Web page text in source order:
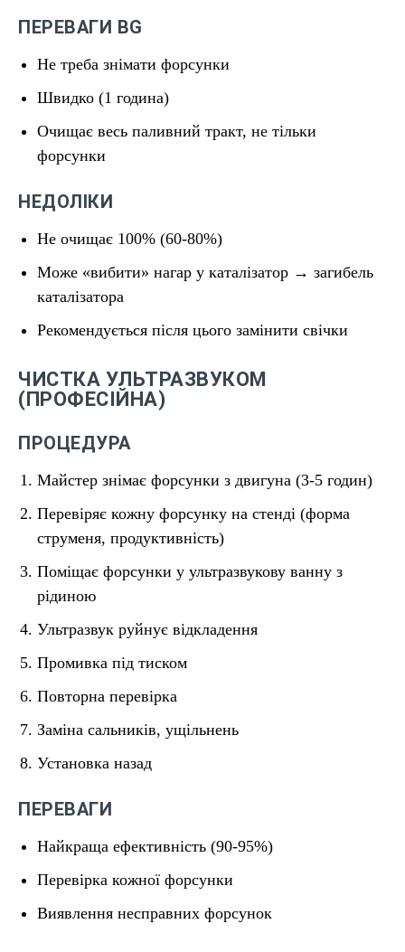
ПЕРЕВАГИ BG
Не треба знімати форсунки
Швидко (1 година)
Очищає весь паливний тракт, не тільки
форсунки
НЕДОЛІКИ
Не очищає 100% (60-80%)
Може «вибити» нагар у каталізатор → загибель
каталізатора
Рекомендується після цього замінити свічки
ЧИСТКА УЛЬТРАЗВУКОМ
(ПРОФЕСІЙНА)
ПРОЦЕДУРА
Майстер знімає форсунки з двигуна (3-5 годин)
Перевіряє кожну форсунку на стенді (форма
струменя, продуктивність)
Поміщає форсунки у ультразвукову ванну з
рідиною
Ультразвук руйнує відкладення
Промивка під тиском
Повторна перевірка
Заміна сальників, ущільнень
Установка назад
ПЕРЕВАГИ
Найкраща ефективність (90-95%)
Перевірка кожної форсунки
Виявлення несправних форсунок